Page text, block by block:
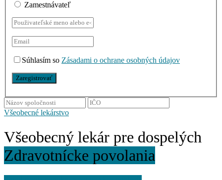
Zamestnávateľ
Súhlasím so Zásadami o ochrane osobných údajov
Všeobecné lekárstvo
Všeobecný lekár pre dospelých
Zdravotnícke povolania